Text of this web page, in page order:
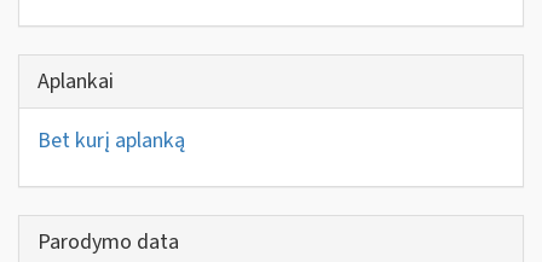
Aplankai
Bet kurį aplanką
Parodymo data